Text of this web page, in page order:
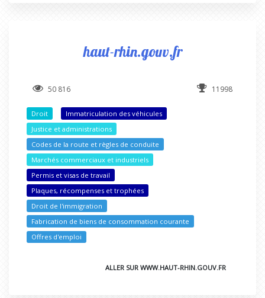
haut-rhin.gouv.fr
50 816 11998
Droit
Immatriculation des véhicules
Justice et administrations
Codes de la route et règles de conduite
Marchés commerciaux et industriels
Permis et visas de travail
Plaques, récompenses et trophées
Droit de l'immigration
Fabrication de biens de consommation courante
Offres d'emploi
ALLER SUR WWW.HAUT-RHIN.GOUV.FR